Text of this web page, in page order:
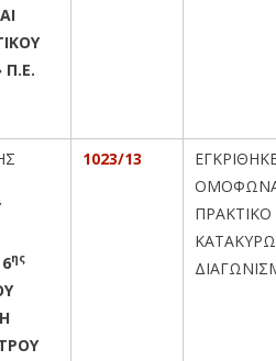
Π.Ε.
ης
1023/13
ΠΡΑΚΤΙΚΟ